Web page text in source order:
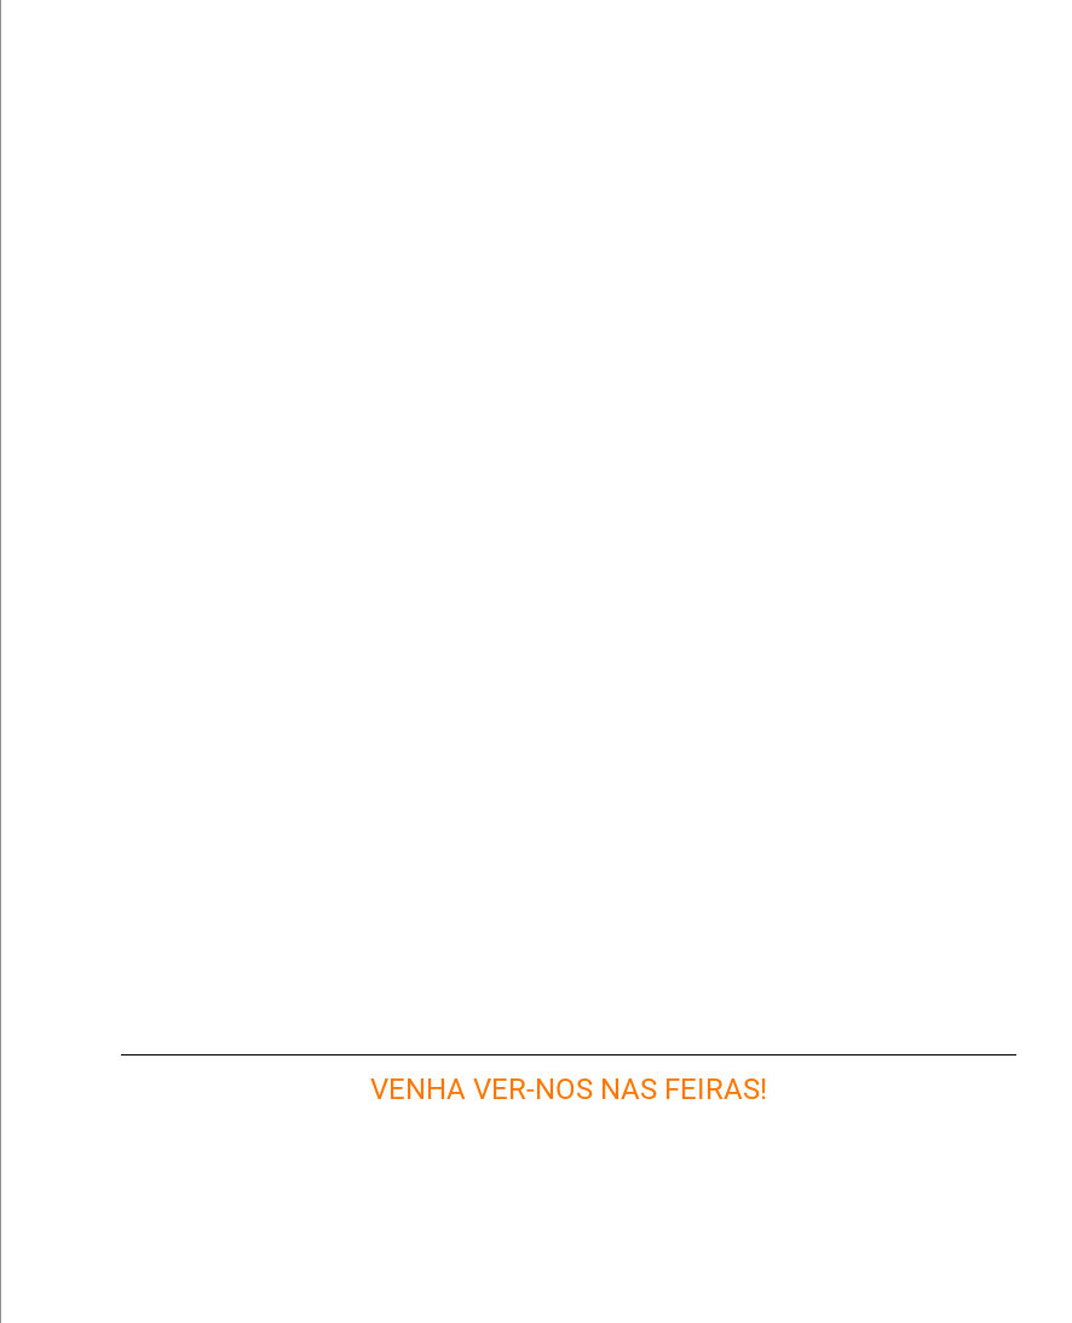
VENHA VER-NOS NAS FEIRAS!